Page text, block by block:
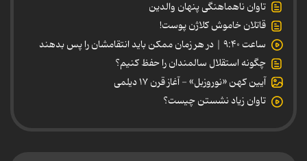
تاوان ناهماهنگی پنهان والدین
قاتلان خاموش کلاژن پوست!
ساعت ۹:۴۰ | در هر زمان ممکن باید انتقامشان را پس بدهند
چگونه استقلال سالمندان را حفظ کنیم؟
آیین کهن «نوروزبل» - آغاز قرن ۱۷ دیلمی
تاوان زیاد نشستن چیست؟